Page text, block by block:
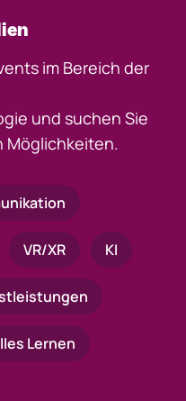
im Bereich der
und suchen Sie
Möglichkeiten.
VR/XR KI
Lernen